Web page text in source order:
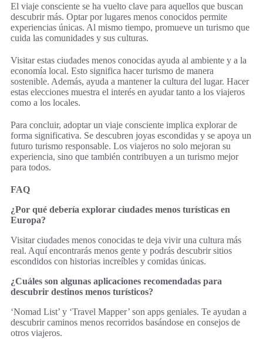
El viaje consciente se ha vuelto clave para aquellos que buscan
descubrir más. Optar por lugares menos conocidos permite
experiencias únicas. Al mismo tiempo, promueve un turismo que
cuida las comunidades y sus culturas.
Visitar estas ciudades menos conocidas ayuda al ambiente y a la
economía local. Esto significa hacer turismo de manera
sostenible. Además, ayuda a mantener la cultura del lugar. Hacer
estas elecciones muestra el interés en ayudar tanto a los viajeros
como a los locales.
Para concluir, adoptar un viaje consciente implica explorar de
forma significativa. Se descubren joyas escondidas y se apoya un
futuro turismo responsable. Los viajeros no solo mejoran su
experiencia, sino que también contribuyen a un turismo mejor
para todos.
FAQ
¿Por qué debería explorar ciudades menos turísticas en
Europa?
Visitar ciudades menos conocidas te deja vivir una cultura más
real. Aquí encontrarás menos gente y podrás descubrir sitios
escondidos con historias increíbles y comidas únicas.
¿Cuáles son algunas aplicaciones recomendadas para
descubrir destinos menos turísticos?
‘Nomad List’ y ‘Travel Mapper’ son apps geniales. Te ayudan a
descubrir caminos menos recorridos basándose en consejos de
otros viajeros.